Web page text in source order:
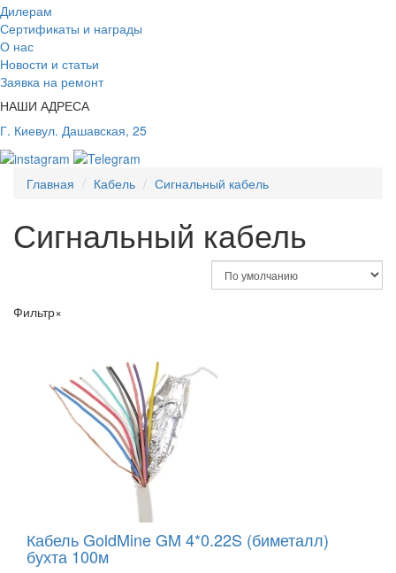
Дилерам
Сертификаты и награды
О нас
Новости и статьи
Заявка на ремонт
НАШИ АДРЕСА
Г. Киевул. Дашавская, 25
Главная Кабель Сигнальный кабель
Сигнальный кабель
Фильтр×
Кабель GoldMine GM 4*0.22S (биметалл)
бухта 100м